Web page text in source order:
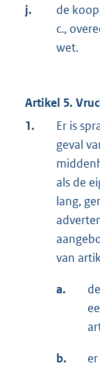
j.
de
c.,
wet.
Artikel 5.
1.
Er is
geval
als de
lang,
van
a.
b.